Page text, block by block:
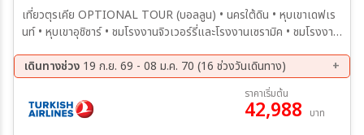
เที่ยวตุรเคีย OPTIONAL TOUR (บอลลูน) • นครใต้ดิน • หุบเขาเดฟเร
นท์ • หุบเขาอุชิซาร์ • ชมโรงงานจิวเวอร์รี่และโรงงานเซรามิค • ชมโรงงาน
โยเกิร์ตฝิ่น • ชมโรงงานคอตตอน ปราสาทปุยฝ้าย • เมืองโบราณเฮียราโพ
ลิส • ร้านขนม TURKISH DELIGHT • ม้าไม้เมืองทรอย • เมืองชานัคคา
เล่ โรงงานเครื่องหนัง • ล่องเรือช่องแคบบอสฟอรัส • ตลาดสไปซ์
มาร์เก็ต • FERNER AND BALAT • TAKSIM SQUARE
เดินทางช่วง 19 ก.ย. 69 - 08 ม.ค. 70 (16 ช่วงวันเดินทาง)
03 ต.ค. 69 - 11 ต.ค. 69
10 ต.ค. 69 - 13 ต.ค. 69
16 ต.ค. 69 - 24 ต.ค. 69
23 ต.ค. 69 - 31 ต.ค. 69
ราคาเริ่มต้น
42,988 บาท